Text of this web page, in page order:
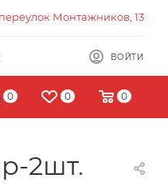
Монтажников, 13
ВОЙТИ
0 0 0
2шт.